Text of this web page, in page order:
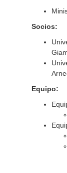
Socios:
Equipo: